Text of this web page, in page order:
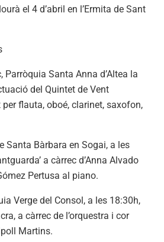
el 4 d’abril en l’Ermita de Sant
Parròquia Santa Anna d’Altea la
del Quintet de Vent
per flauta, oboé, clarinet, saxofon,
Santa Bàrbara en Sogai, a les
a càrrec d’Anna Alvado
Pertusa al piano.
Verge del Consol, a les 18:30h,
a càrrec de l’orquestra i cor
Martins.